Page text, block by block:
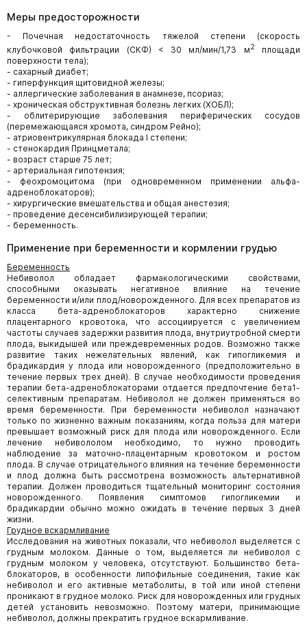
Меры предосторожности
- Почечная недостаточность тяжелой степени (скорость
клубочковой фильтрации (СКФ) < 30 мл/мин/1,73 м2
площади
поверхности тела);
- сахарный диабет;
- гиперфункция щитовидной железы;
- аллергические заболевания в анамнезе, псориаз;
- хроническая обструктивная болезнь легких (ХОБЛ);
- облитерирующие заболевания периферических сосудов
(перемежающаяся хромота, синдром Рейно);
- атриовентрикулярная блокада I степени;
- стенокардия Принцметала;
- возраст старше 75 лет;
- артериальная гипотензия;
- феохромоцитома (при одновременном применении альфа-
адреноблокаторов);
- хирургические вмешательства и общая анестезия;
- проведение десенсибилизирующей терапии;
- беременность.
Применение при беременности и кормлении грудью
Беременность
Небиволол обладает фармакологическими свойствами,
способными оказывать негативное влияние на течение
беременности и/или плод/новорожденного. Для всех препаратов из
класса бета-адреноблокаторов характерно снижение
плацентарного кровотока, что ассоциируется с увеличением
частоты случаев задержки развития плода, внутриутробной смерти
плода, выкидышей или преждевременных родов. Возможно также
развитие таких нежелательных явлений, как гипогликемия и
брадикардия у плода или новорожденного (предположительно в
течение первых трех дней). В случае необходимости проведения
терапии бета-адреноблокаторами отдается предпочтение бета1-
селективным препаратам. Небиволол не должен применяться во
время беременности. При беременности небиволол назначают
только по жизненно важным показаниям, когда польза для матери
превышает возможный риск для плода или новорожденного. Если
лечение небивололом необходимо, то нужно проводить
наблюдение за маточно-плацентарным кровотоком и ростом
плода. В случае отрицательного влияния на течение беременности
и плод должна быть рассмотрена возможность альтернативной
терапии. Должен проводиться тщательный мониторинг состояния
новорожденного. Появления симптомов гипогликемии и
брадикардии обычно можно ожидать в течение первых 3 дней
жизни.
Грудное вскармливание
Исследования на животных показали, что небиволол выделяется с
грудным молоком. Данные о том, выделяется ли небиволол с
грудным молоком у человека, отсутствуют. Большинство бета-
блокаторов, в особенности липофильные соединения, такие как
небиволол и его активные метаболиты, в той или иной степени
проникают в грудное молоко. Риск для новорожденных или грудных
детей установить невозможно. Поэтому матери, принимающие
небиволол, должны прекратить грудное вскармливание.